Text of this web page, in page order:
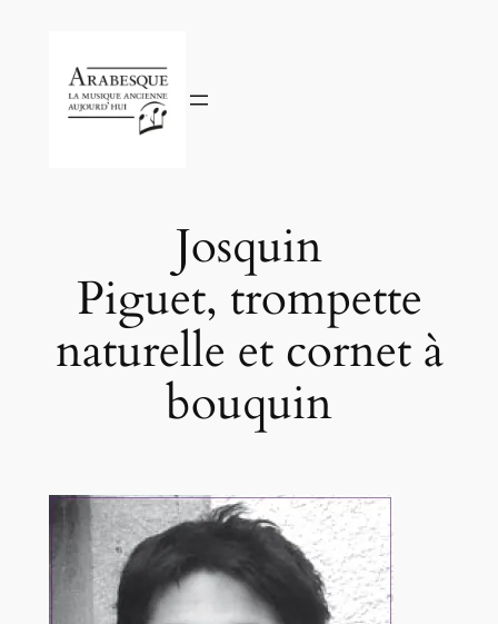
contenu
Josquin
Piguet, trompette
naturelle et cornet à
bouquin